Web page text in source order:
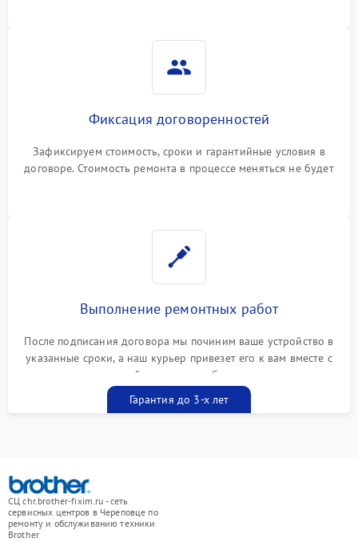
Фиксация договоренностей
Зафиксируем стоимость, сроки и гарантийные условия в
договоре. Стоимость ремонта в процессе меняться не будет
Выполнение ремонтных работ
После подписания договора мы починим ваше устройство в
указанные сроки, а наш курьер привезет его к вам вместе с
гарантийным талоном бесплатно
Гарантия до 3-х лет
СЦ chr.brother-fixim.ru - сеть
сервисных центров в Череповце по
ремонту и обслуживанию техники
Brother